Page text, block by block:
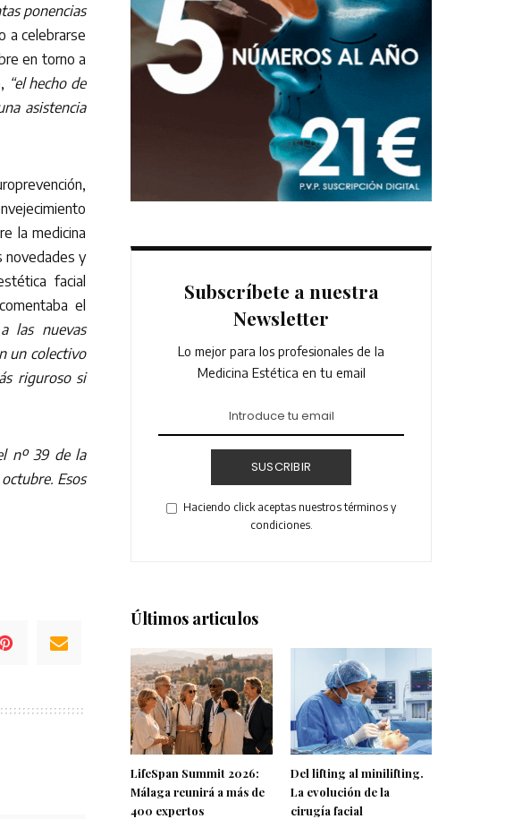
ponencias
a celebrarse
en torno a
“el hecho de
asistencia
la medicina
novedades y
facial
el
las nuevas
un colectivo
riguroso si
nº 39 de la
Esos
Subscríbete a nuestra
Newsletter
Lo mejor para los profesionales de la
Medicina Estética en tu email
SUSCRIBIR
Haciendo click aceptas nuestros términos y
condiciones.
Últimos articulos
LifeSpan Summit 2026:
Málaga reunirá a más de
400 expertos
Del lifting al minilifting.
La evolución de la
cirugía facial